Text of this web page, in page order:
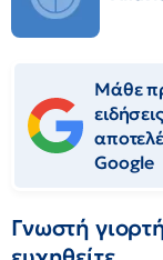
Μάθε
Google
Γνωστή